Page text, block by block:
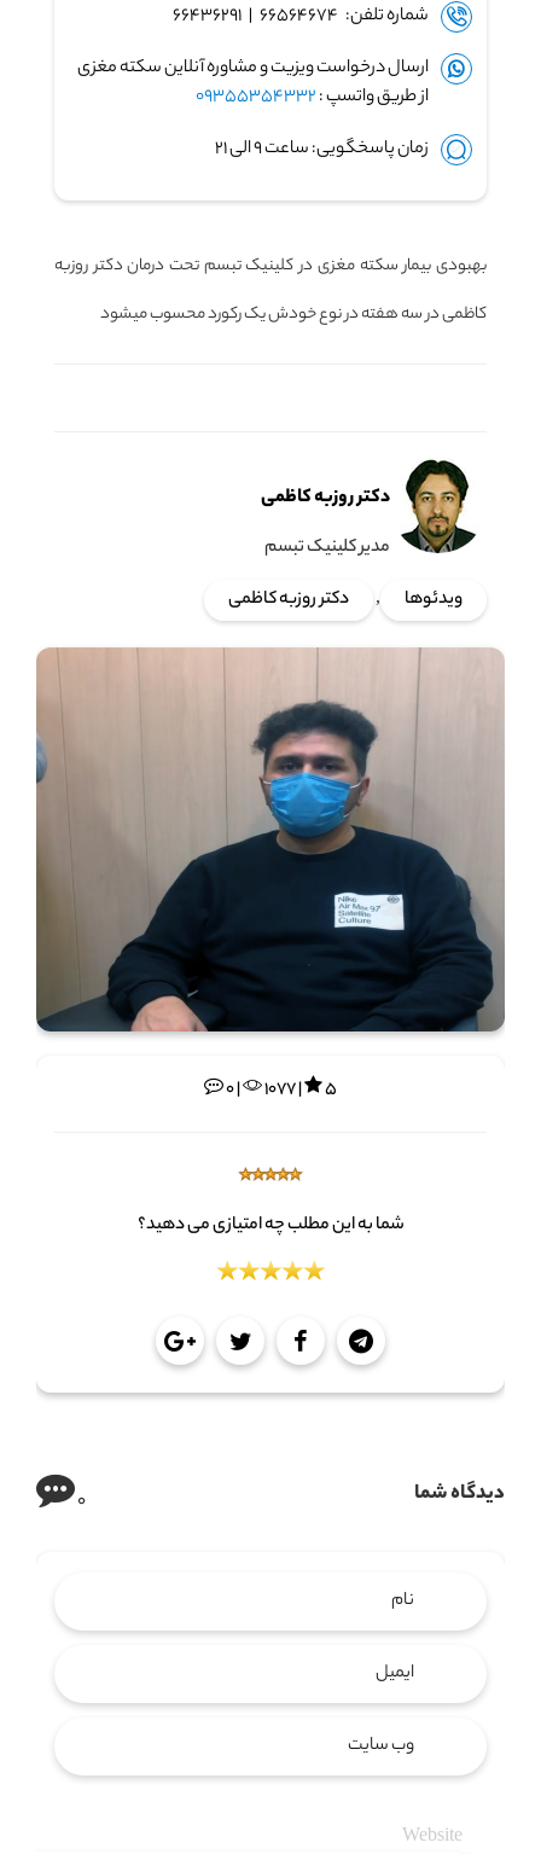
شماره تلفن: ۶۶۵۶۴۶۷۴ | ۶۶۴۳۶۲۹۱
ارسال درخواست ویزیت و مشاوره آنلاین سکته مغزی
از طریق واتسپ :09355354332
زمان پاسخگویی: ساعت ۹ الی ۲۱
بهبودی بیمار سکته مغزی در کلینیک تبسم تحت درمان دکتر روزبه
کاظمی در سه هفته در نوع خودش یک رکورد محسوب میشود
دکتر روزبه کاظمی
مدیر کلینیک تبسم
ویدئوها
, دکتر روزبه کاظمی
0 | 1077 | 5
شما به این مطلب چه امتیازی می دهید؟
دیدگاه شما 0
Website